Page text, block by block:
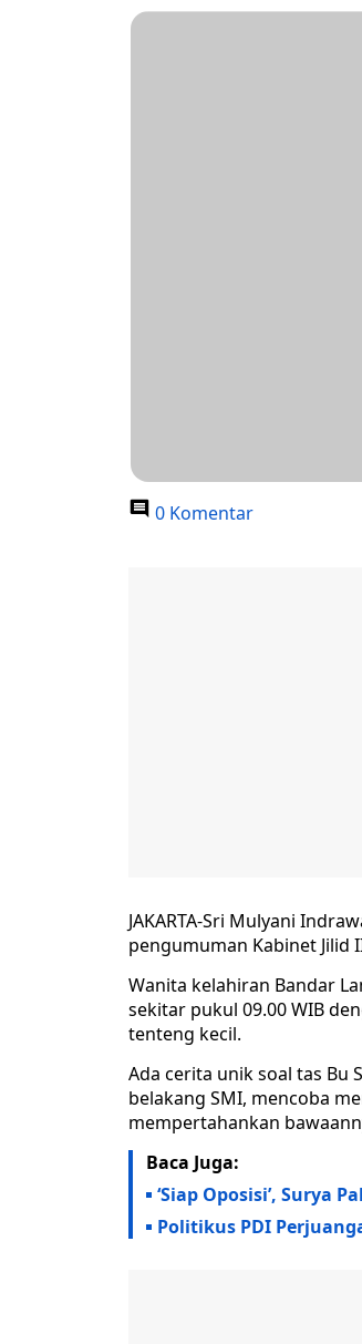
0 Komentar
JAKARTA-Sri Mulyani
pengumuman Kabinet Jilid
Wanita kelahiran Bandar
sekitar pukul 09.00 WIB
tenteng kecil.
Ada cerita unik soal tas Bu
belakang SMI, mencoba
mempertahankan
Baca Juga:
‘Siap Oposisi’, Surya
Politikus PDI